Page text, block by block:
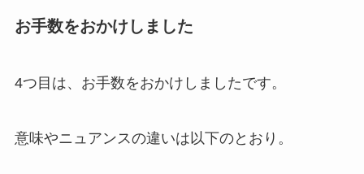
お手数をおかけしました
4つ目は、お手数をおかけしましたです。
意味やニュアンスの違いは以下のとおり。